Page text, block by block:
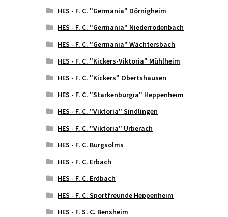
HES - F. C. "Germania" Dörnigheim
HES - F. C. "Germania" Niederrodenbach
HES - F. C. "Germania" Wächtersbach
HES - F. C. "Kickers-Viktoria" Mühlheim
HES - F. C. "Kickers" Obertshausen
HES - F. C. "Starkenburgia" Heppenheim
HES - F. C. "Viktoria" Sindlingen
HES - F. C. "Viktoria" Urberach
HES - F. C. Burgsolms
HES - F. C. Erbach
HES - F. C. Erdbach
HES - F. C. Sportfreunde Heppenheim
HES - F. S. C. Bensheim